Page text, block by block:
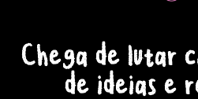
Chega de lutar
de ideias e